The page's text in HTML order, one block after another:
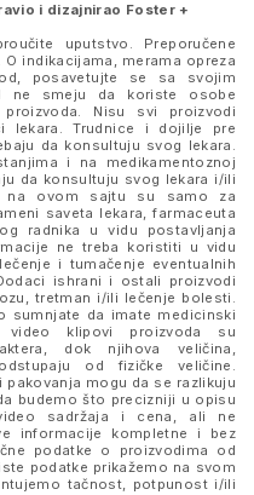
i dizajnirao Foster +
uputstvo. Preporučene
indikacijama, merama opreza
posavetujte se sa svojim
ne smeju da koriste osobe
Nisu svi proizvodi
lekara. Trudnice i dojilje pre
da konsultuju svog lekara.
i na medikamentoznoj
da konsultuju svog lekara i/ili
na ovom sajtu su samo za
saveta lekara, farmaceuta
radnika u vidu postavljanja
ne treba koristiti u vidu
i tumačenje eventualnih
ishrani i ostali proizvodi
tretman i/ili lečenje bolesti.
sumnjate da imate medicinski
video klipovi proizvoda su
dok njihova veličina,
od fizičke veličine.
mogu da se razlikuju
budemo što precizniji u opisu
sadržaja i cena, ali ne
informacije kompletne i bez
podatke o proizvodima od
podatke prikažemo na svom
tačnost, potpunost i/ili